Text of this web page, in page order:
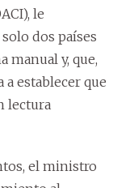
le
dos países
manual y, que,
establecer que
lectura
el ministro